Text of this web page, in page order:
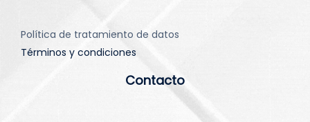
Política de tratamiento de datos
Términos y condiciones
Contacto